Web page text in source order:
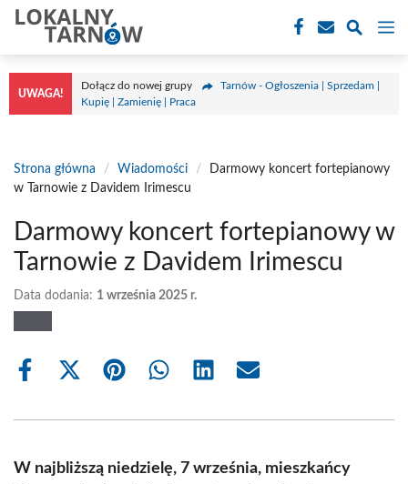
Przejdź
treści
UWAGA!
Dołącz do nowej grupy
Tarnów - Ogłoszenia | Sprzedam |
Kupię | Zamienię | Praca
Strona główna / Wiadomości /
Darmowy koncert fortepianowy
w Tarnowie z Davidem Irimescu
Darmowy koncert fortepianowy w
Tarnowie z Davidem Irimescu
Data dodania: 1 września 2025 r.
Share
Share
(Twitter)
Share Share Share Share
W najbliższą niedzielę, 7 września, mieszkańcy